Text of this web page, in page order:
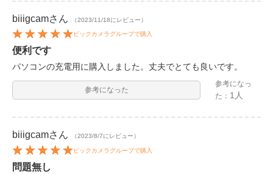
biiigcamさん （2023/11/18にレビュー）
ビックカメラグループで購入
便利です
パソコンの充電用に購入しました。丈夫でとても良いです。
参考になった
参考になっ
た： 1人
biiigcamさん （2023/8/7にレビュー）
ビックカメラグループで購入
問題無し